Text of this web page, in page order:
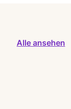
Alle ansehen